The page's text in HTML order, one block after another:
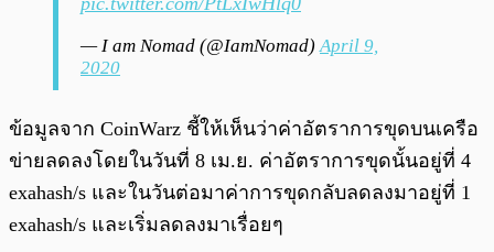
— I am Nomad (@IamNomad)April 9,
2020
ข้อมูลจาก CoinWarz ชี้ให้เห็นว่าค่าอัตราการขุดบนเครือ
ข่ายลดลงโดยในวันที่ 8 เม.ย. ค่าอัตราการขุดนั้นอยู่ที่ 4
exahash/s และในวันต่อมาค่าการขุดกลับลดลงมาอยู่ที่ 1
exahash/s และเริ่มลดลงมาเรื่อยๆ